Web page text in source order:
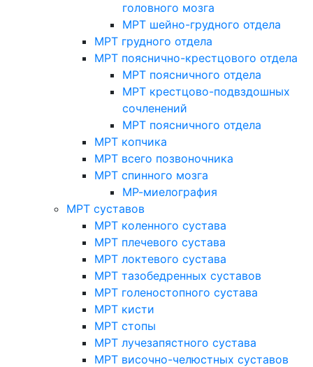
головного мозга
МРТ шейно-грудного отдела
МРТ грудного отдела
МРТ пояснично-крестцового отдела
МРТ поясничного отдела
МРТ крестцово-подвздошных
сочленений
МРТ поясничного отдела
МРТ копчика
МРТ всего позвоночника
МРТ спинного мозга
МР-миелография
МРТ суставов
МРТ коленного сустава
МРТ плечевого сустава
МРТ локтевого сустава
МРТ тазобедренных суставов
МРТ голеностопного сустава
МРТ кисти
МРТ стопы
МРТ лучезапястного сустава
МРТ височно-челюстных суставов